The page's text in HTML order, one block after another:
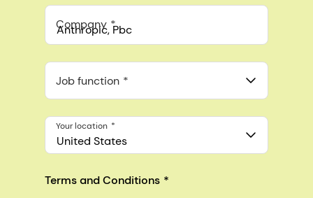
Company
548 Market St Pmb 90375, San Francisco, California, US
Job function
United States
Your location
Terms and Conditions